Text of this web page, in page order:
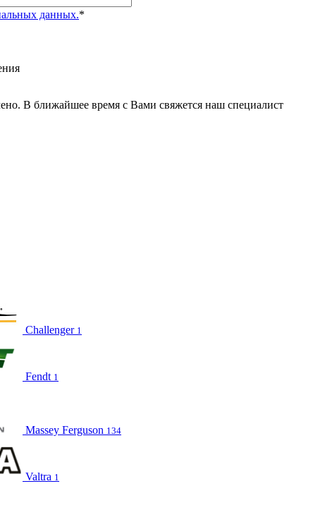
данных.*
В ближайшее время с Вами свяжется наш специалист
Challenger 1
Fendt 1
Massey Ferguson 134
Valtra 1